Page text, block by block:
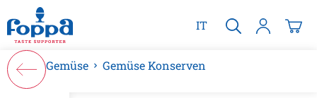
springen
IT
Gemüse Gemüse Konserven